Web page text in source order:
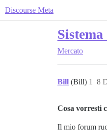
Discourse Meta
Mercato
Bill (Bill) 8
1
Cosa vorresti
Il mio forum